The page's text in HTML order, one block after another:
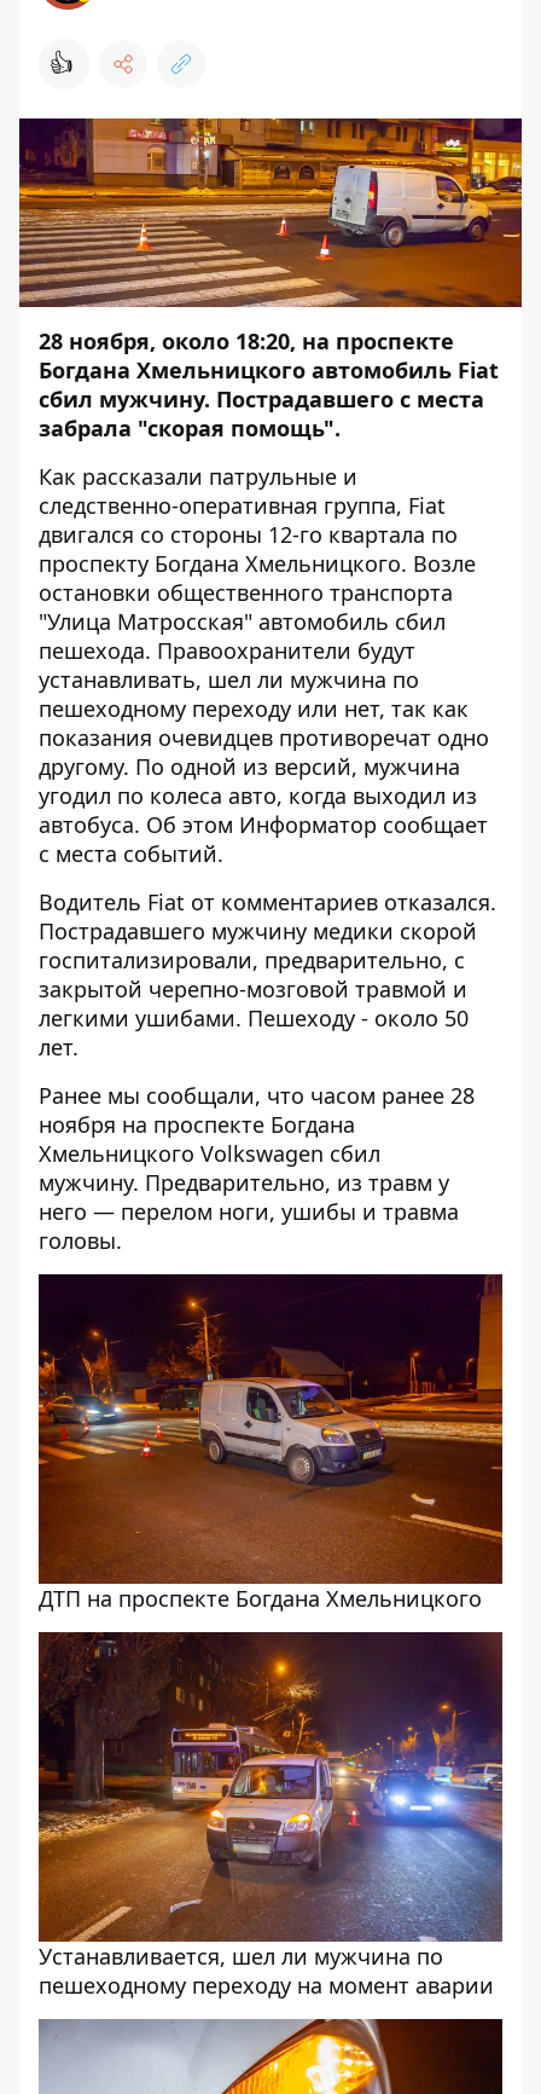
👍
28 ноября, около 18:20, на проспекте
Богдана Хмельницкого автомобиль Fiat
сбил мужчину. Пострадавшего с места
забрала "скорая помощь".
Как рассказали патрульные и
следственно-оперативная группа, Fiat
двигался со стороны 12-го квартала по
проспекту Богдана Хмельницкого. Возле
остановки общественного транспорта
"Улица Матросская" автомобиль сбил
пешехода. Правоохранители будут
устанавливать, шел ли мужчина по
пешеходному переходу или нет, так как
показания очевидцев противоречат одно
другому. По одной из версий, мужчина
угодил по колеса авто, когда выходил из
автобуса. Об этом Информатор сообщает
с места событий.
Водитель Fiat от комментариев отказался.
Пострадавшего мужчину медики скорой
госпитализировали, предварительно, с
закрытой черепно-мозговой травмой и
легкими ушибами. Пешеходу - около 50
лет.
Ранее мы сообщали, что часом ранее 28
ноября на проспекте Богдана
Хмельницкого Volkswagen сбил
мужчину. Предварительно, из травм у
него — перелом ноги, ушибы и травма
головы.
ДТП на проспекте Богдана Хмельницкого
Устанавливается, шел ли мужчина по
пешеходному переходу на момент аварии